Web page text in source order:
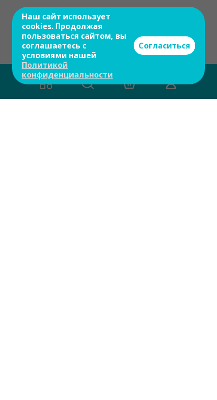
Наш сайт использует
cookies. Продолжая
пользоваться сайтом, вы
соглашаетесь с
условиями нашей
Политикой
конфиденциальности
Согласиться